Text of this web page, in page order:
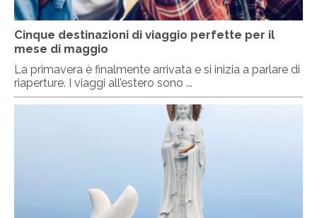
Cinque destinazioni di viaggio perfette per il
mese di maggio
La primavera è finalmente arrivata e si inizia a parlare di
riaperture. I viaggi all’estero sono ...